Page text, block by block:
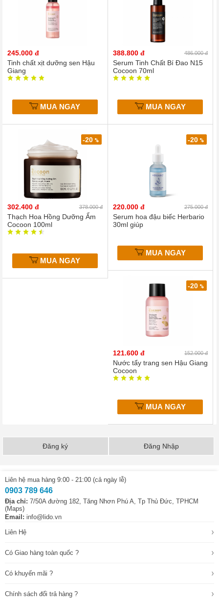
245.000 đ
Tinh chất xịt dưỡng sen Hậu
Giang
MUA NGAY
388.800 đ 486.000 đ
Serum Tinh Chất Bí Đao N15
Cocoon 70ml
MUA NGAY
302.400 đ 378.000 đ
Thạch Hoa Hồng Dưỡng Ẩm
Cocoon 100ml
-20%
MUA NGAY
220.000 đ 275.000 đ
Serum hoa đậu biếc Herbario
30ml giúp
-20 %
MUA NGAY
121.600 đ 152.000 đ
Nước tẩy trang sen Hậu Giang
Cocoon
-20 %
MUA NGAY
Đăng ký Đăng Nhập
Liên hệ mua hàng 9:00 - 21:00 (cả ngày lễ)
0903 789 646
Địa chỉ: 7/50A đường 182, Tăng Nhơn Phú A, Tp Thủ Đức, TPHCM
(Maps)
Email: info@lido.vn
Liên Hệ ›
Có Giao hàng toàn quốc ? ›
Có khuyến mãi ? ›
Chính sách đổi trả hàng ? ›